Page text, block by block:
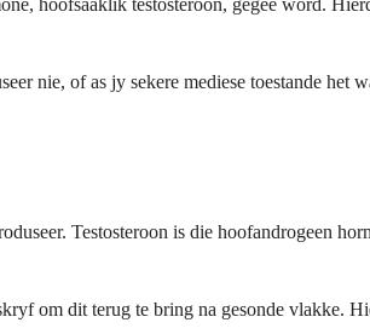
hoofsaaklik testosteroon, gegee word.
nie, of as jy sekere mediese toestande
Testosteroon is die hoofandrogeen
om dit terug te bring na gesonde vlakke.